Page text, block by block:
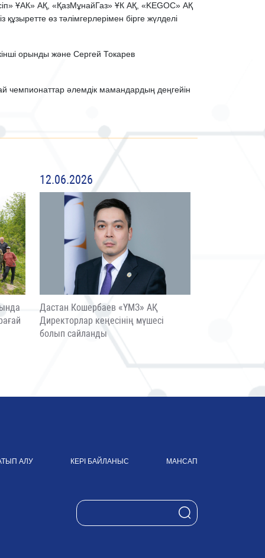
ҰАК» АҚ, «ҚазМұнайГаз» ҰК АҚ, «KEGOC» АҚ
өз тәлімгерлерімен бірге жүлделі
орынды және Сергей Токарев
чемпионаттар әлемдік мамандардың деңгейін
12.06.2026
Дастан Кошербаев «ҮМЗ» АҚ
Директорлар кеңесінің мүшесі
болып сайланды
АЛУ КЕРІ БАЙЛАНЫС МАНСАП